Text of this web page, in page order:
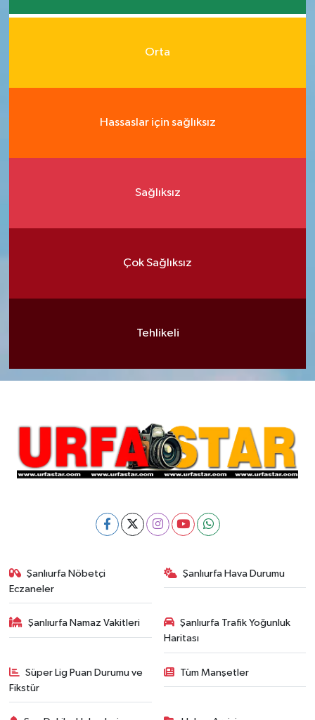
Orta
Hassaslar için sağlıksız
Sağlıksız
Çok Sağlıksız
Tehlikeli
Şanlıurfa Nöbetçi
Eczaneler
Şanlıurfa Hava Durumu
Şanlıurfa Namaz Vakitleri
Şanlıurfa Trafik Yoğunluk
Haritası
Süper Lig Puan Durumu ve
Fikstür
Tüm Manşetler